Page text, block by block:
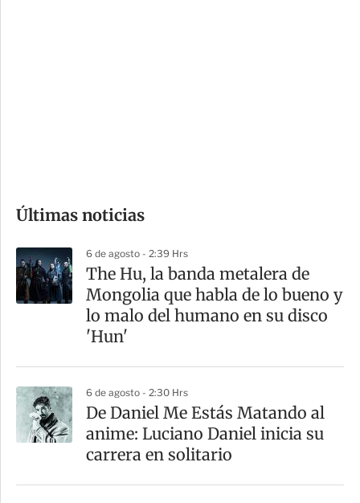
m
a
r
t
Últimas noticias
6 de agosto - 2:39 Hrs
The Hu, la banda metalera de
Mongolia que habla de lo bueno y
lo malo del humano en su disco
'Hun'
6 de agosto - 2:30 Hrs
De Daniel Me Estás Matando al
anime: Luciano Daniel inicia su
carrera en solitario